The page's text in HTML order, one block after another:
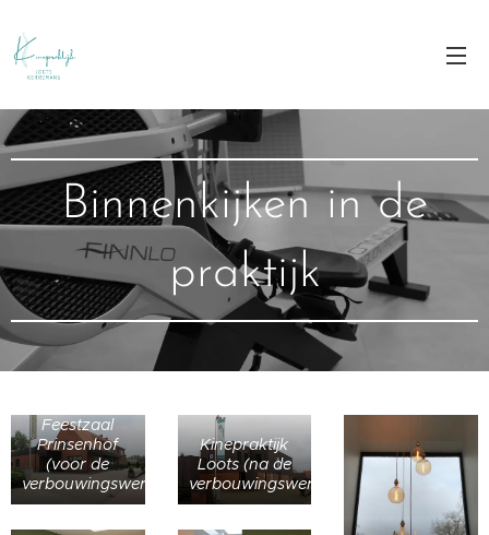
Binnenkijken in de
praktijk
Feestzaal
Prinsenhof
(voor de
verbouwingswerken)
Kinepraktijk
Loots (na de
verbouwingswerken)